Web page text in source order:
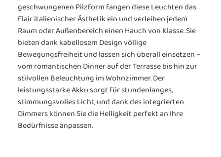
geschwungenen Pilzform fangen diese Leuchten das
Flair italienischer Ästhetik ein und verleihen jedem
Raum oder Außenbereich einen Hauch von Klasse. Sie
bieten dank kabellosem Design völlige
Bewegungsfreiheit und lassen sich überall einsetzen –
vom romantischen Dinner auf der Terrasse bis hin zur
stilvollen Beleuchtung im Wohnzimmer. Der
leistungsstarke Akku sorgt für stundenlanges,
stimmungsvolles Licht, und dank des integrierten
Dimmers können Sie die Helligkeit perfekt an Ihre
Bedürfnisse anpassen.